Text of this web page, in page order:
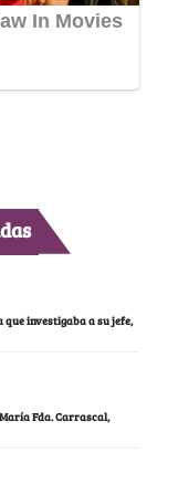
que investigaba a su jefe,
Fda. Carrascal,